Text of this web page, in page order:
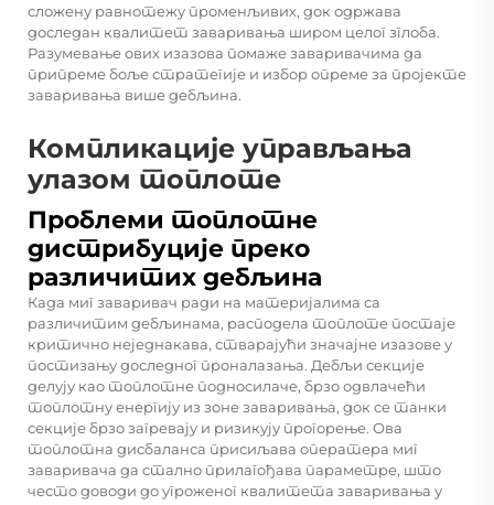
сложену равнотежу променљивих, док одржава
доследан квалитет заваривања широм целог зглоба.
Разумевање ових изазова помаже заваривачима да
припреме боље стратегије и избор опреме за пројекте
заваривања више дебљина.
Компликације управљања
улазом топлоте
Проблеми топлотне
дистрибуције преко
различитих дебљина
Када миг заваривач ради на материјалима са
различитим дебљинама, расподела топлоте постаје
критично неједнакава, стварајући значајне изазове у
постизању доследног проналазања. Дебљи секције
делују као топлотне подносилаче, брзо одвлачећи
топлотну енергију из зоне заваривања, док се танки
секције брзо загревају и ризикују прогорење. Ова
топлотна дисбаланса присиљава оператера миг
заваривача да стално прилагођава параметре, што
често доводи до угроженог квалитета заваривања у